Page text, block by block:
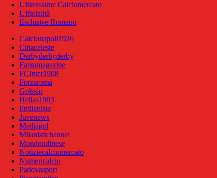
Ultimissime Calciomercato
Ufficialità
Esclusive Romano
Calcionapoli1926
Cittaceleste
Derbyderbyderby
Fantamagazine
FCInter1908
Forzaroma
Golssip
Hellas1903
Ilmilanista
Juvenews
Mediagol
Milanistichannel
Mondoudinese
Notiziecalciomercato
Numericalcio
Padovasport